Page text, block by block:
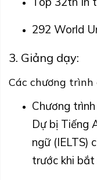
292 World
3. Giảng dạy:
Các chương trình
Chương
Dự bị Tiếng
ngữ (IELTS)
trước khi bắt